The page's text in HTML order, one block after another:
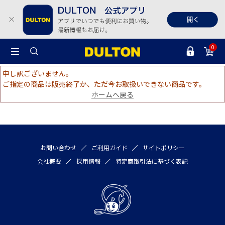
0
申し訳ございません。
ご指定の商品は販売終了か、ただ今お取扱いできない商品です。
ホームへ戻る
お問い合わせ ご利用ガイド
サイトポリシー
会社概要
採用情報 特定商取引法に基づく表記